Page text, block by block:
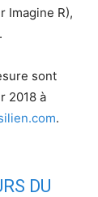
Imagine R),
sont
2018 à
.
DU